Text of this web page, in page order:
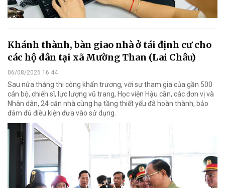
Khánh thành, bàn giao nhà ở tái định cư cho
các hộ dân tại xã Mường Than (Lai Châu)
06/08/2026 16:44
Sau nửa tháng thi công khẩn trương, với sự tham gia của gần 500
cán bộ, chiến sĩ, lực lượng vũ trang, Học viện Hậu cần, các đơn vị và
Nhân dân, 24 căn nhà cùng hạ tầng thiết yếu đã hoàn thành, bảo
đảm đủ điều kiện đưa vào sử dụng.